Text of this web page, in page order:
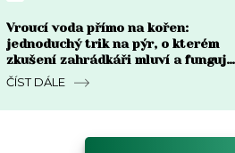
Vroucí voda přímo na kořen:
jednoduchý trik na pýr, o kterém
zkušení zahrádkáři mluví a funguje
do týdne
ČÍST DÁLE